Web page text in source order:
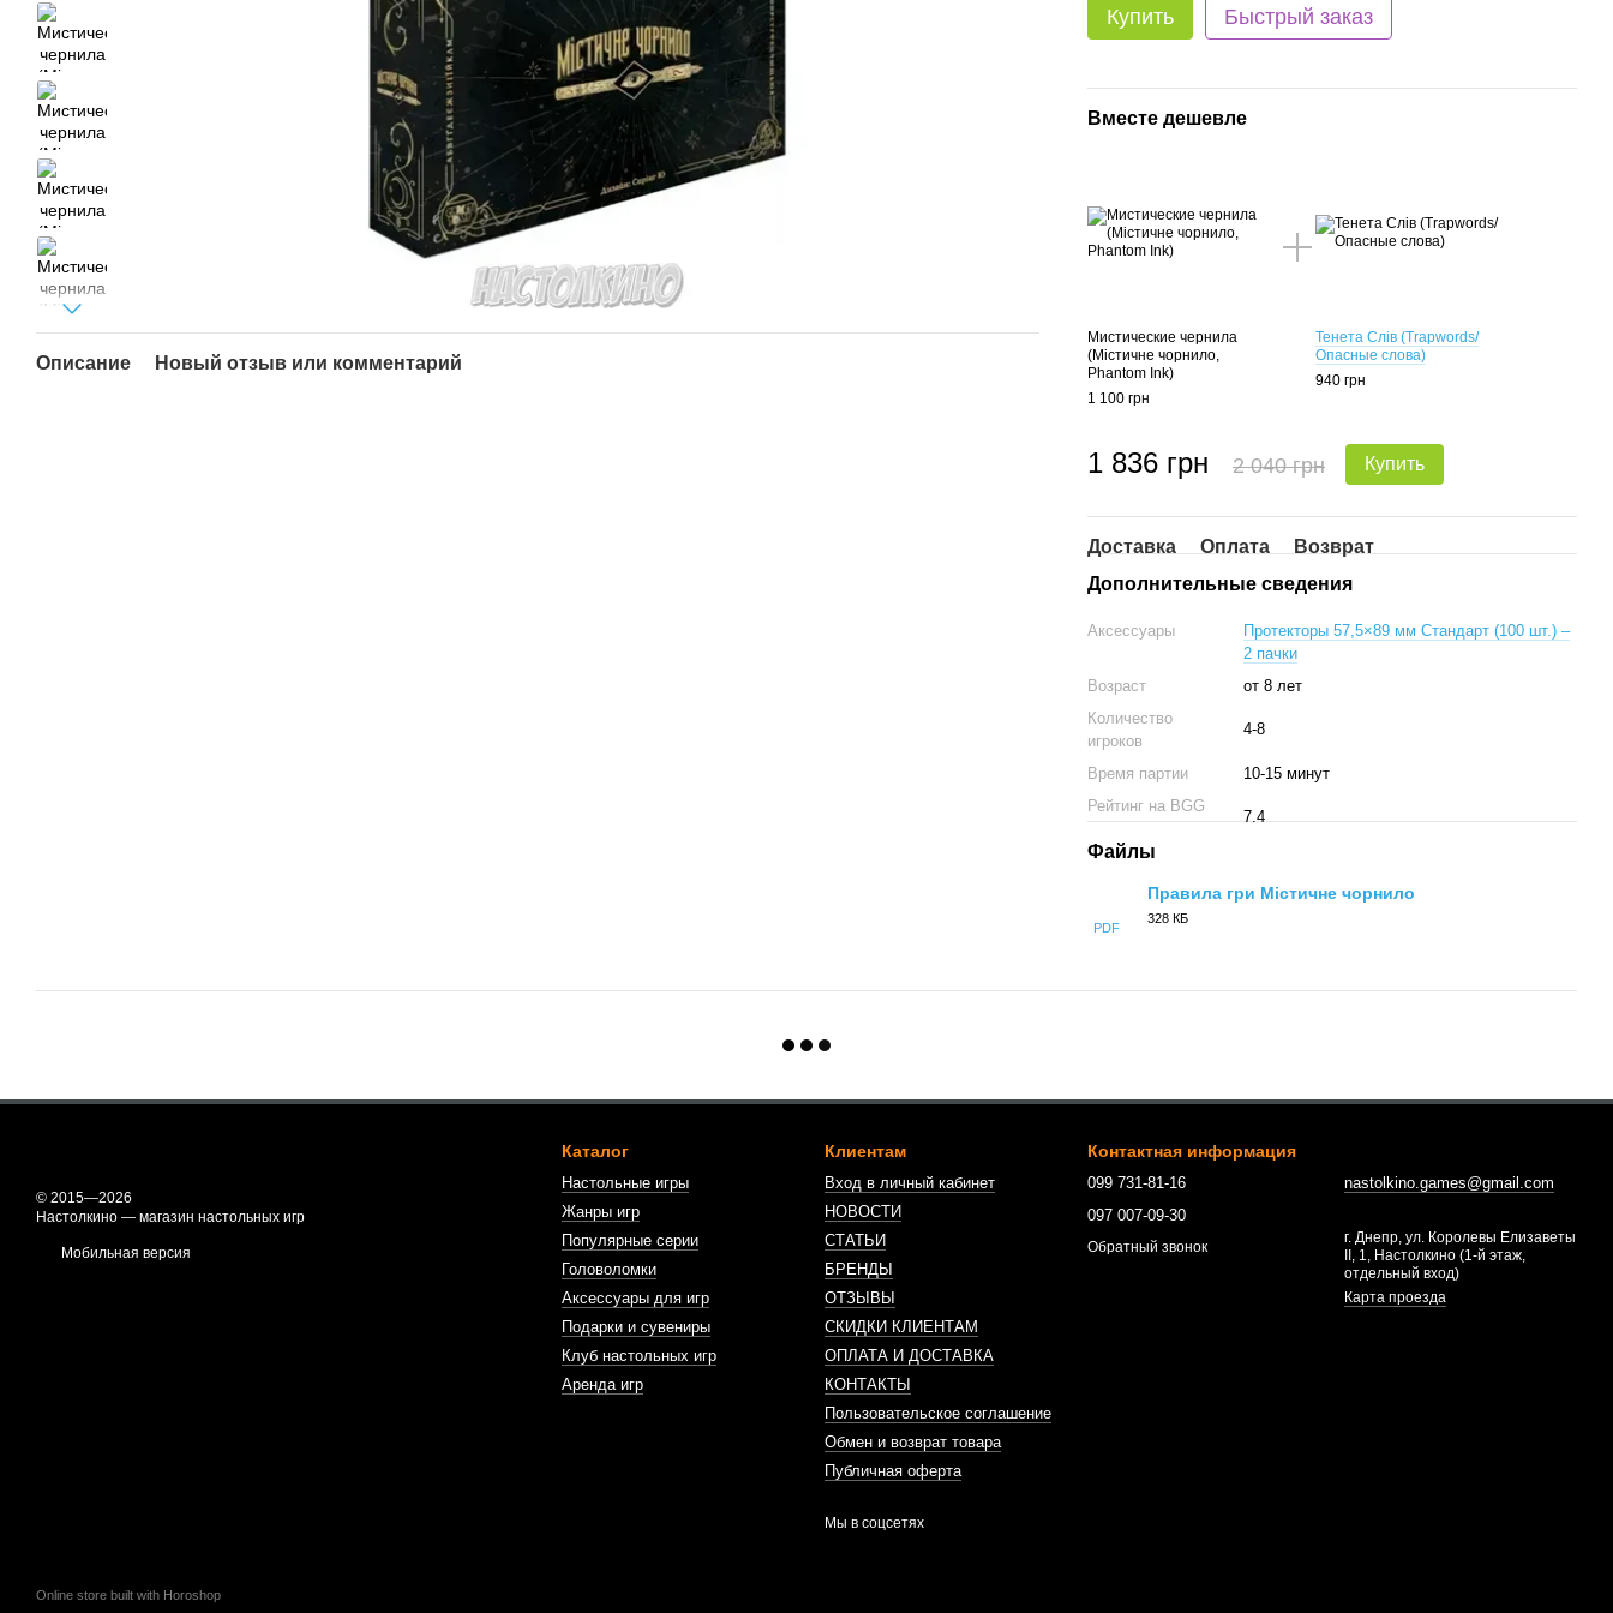
Описание Новый отзыв или комментарий
Купить Быстрый заказ
Вместе дешевле
Мистические чернила
(Містичне чорнило,
Phantom Ink)
1 100 грн
Тенета Слів (Trapwords/
Опасные слова)
940 грн
1 836 грн 2 040 грн Купить
Доставка Оплата
Возврат
Дополнительные сведения
Аксессуары
Протекторы 57,5×89 мм Стандарт (100 шт.) –
2 пачки
Возраст
от 8 лет
Количество
игроков
4-8
Время партии
10-15 минут
Рейтинг на BGG
7.4
Файлы
PDF
Правила гри Містичне чорнило
328 КБ
© 2015—2026
Настолкино — магазин настольных игр
Мобильная версия
Online store built with Horoshop
Каталог
Настольные игры
Жанры игр
Популярные серии
Головоломки
Аксессуары для игр
Подарки и сувениры
Клуб настольных игр
Аренда игр
Клиентам
Вход в личный кабинет
НОВОСТИ
СТАТЬИ
БРЕНДЫ
ОТЗЫВЫ
СКИДКИ КЛИЕНТАМ
ОПЛАТА И ДОСТАВКА
КОНТАКТЫ
Пользовательское соглашение
Обмен и возврат товара
Публичная оферта
Мы в соцсетях
Контактная информация
099 731-81-16
097 007-09-30
Обратный звонок
nastolkino.games@gmail.com
г. Днепр, ул. Королевы Елизаветы
II, 1, Настолкино (1-й этаж,
отдельный вход)
Карта проезда